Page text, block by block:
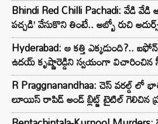
Bhindi Red Chilli Pachadi: వేడి
పచ్చడి’ వేసుకొని తింటే.. అబ్బో రుచి
Hyderabad: ఆ కత్తి ఎక్కడుంది?..
ఉదయ్ కృష్ణారెడ్డిని స్వయంగా విచారించిన
R Praggnanandhaa: చెస్ వరల్డ్
లూయిస్ రాపిడ్ అండ్ బ్లిట్జ్ టైటిల్ గెలిచిన